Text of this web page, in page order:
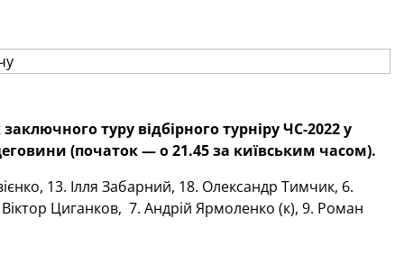
туру відбірного турніру ЧС-2022 у
(початок — о 21.45 за київським часом).
13. Ілля Забарний, 18. Олександр Тимчик, 6.
Циганков, 7. Андрій Ярмоленко (к), 9. Роман